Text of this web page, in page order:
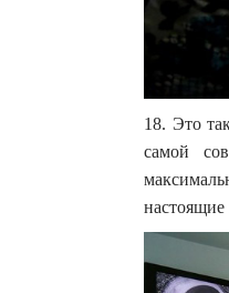
18. Это
самой